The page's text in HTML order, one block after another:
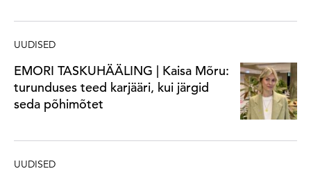
UUDISED
EMORI TASKUHÄÄLING | Kaisa Mõru:
turunduses teed karjääri, kui järgid
seda põhimõtet
UUDISED